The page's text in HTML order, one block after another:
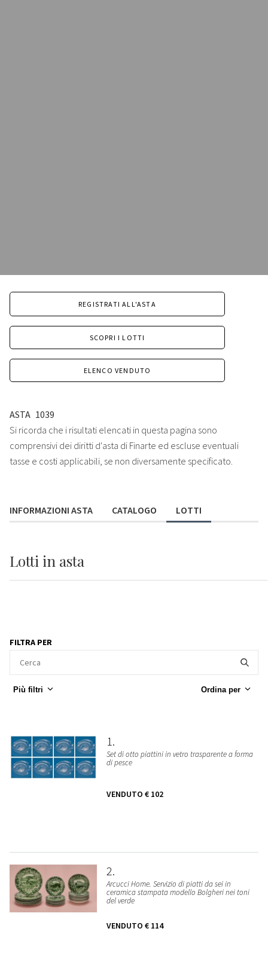
REGISTRATI ALL'ASTA
SCOPRI I LOTTI
ELENCO VENDUTO
ASTA 1039
Si ricorda che i risultati elencati in questa pagina sono
comprensivi dei diritti d'asta di Finarte ed escluse eventuali
tasse e costi applicabili, se non diversamente specificato.
INFORMAZIONI ASTA CATALOGO LOTTI
Lotti in asta
FILTRA PER
Più filtri Ordina per
1
Set di otto piattini in vetro trasparente a forma
di pesce
VENDUTO € 102
2
Arcucci Home. Servizio di piatti da sei in
ceramica stampata modello Bolgheri nei toni
del verde
VENDUTO € 114